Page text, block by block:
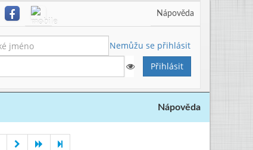
Nápověda
Nemůžu se přihlásit
Nápověda